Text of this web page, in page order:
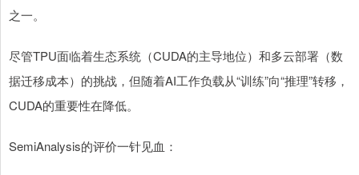
之一。
尽管TPU面临着生态系统（CUDA的主导地位）和多云部署（数
据迁移成本）的挑战，但随着AI工作负载从“训练”向“推理”转移，
CUDA的重要性在降低。
SemiAnalysis的评价一针见血：